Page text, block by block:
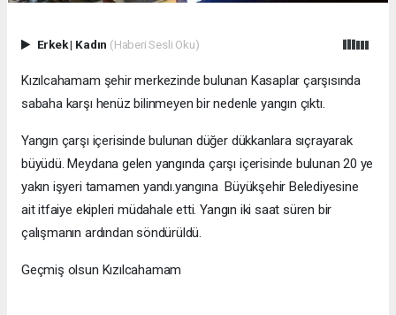
Erkek| Kadın (Haberi Sesli Oku)
Kızılcahamam şehir merkezinde bulunan Kasaplar çarşısında
sabaha karşı henüz bilinmeyen bir nedenle yangın çıktı.
Yangın çarşı içerisinde bulunan düğer dükkanlara sıçrayarak
büyüdü. Meydana gelen yangında çarşı içerisinde bulunan 20 ye
yakın işyeri tamamen yandı.yangına Büyükşehir Belediyesine
ait itfaiye ekipleri müdahale etti. Yangın iki saat süren bir
çalışmanın ardından söndürüldü.
Geçmiş olsun Kızılcahamam